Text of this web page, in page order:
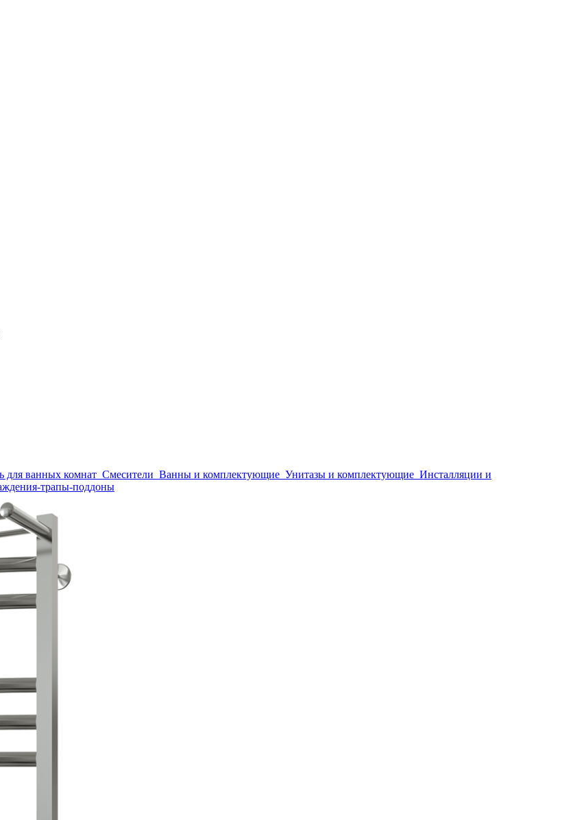
для ванных комнат Смесители Ванны и комплектующие Унитазы и комплектующие Инсталляции и
трапы-поддоны